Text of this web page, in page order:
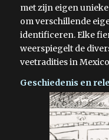
met zijn eigen
om verschillende
identificeren. Elke
weerspiegelt de
veetradities in
Geschiedenis en